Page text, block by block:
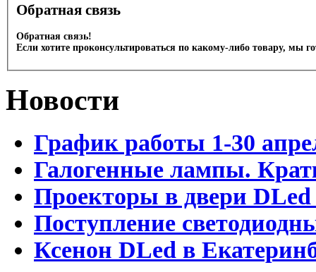
Обратная связь
Обратная связь!
Если хотите проконсультироваться по какому-либо товару, мы
Новости
График работы 1-30
Галогенные лампы.
Проекторы в двери DLed
Поступление
Ксенон DLed в